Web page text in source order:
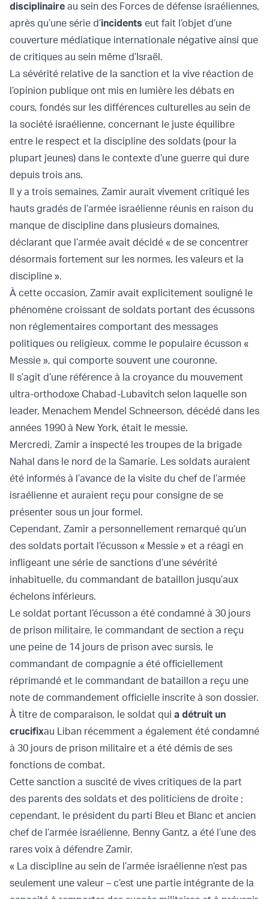
disciplinaire au sein des Forces de défense israéliennes,
après qu’une série d’incidents eut fait l’objet d’une
couverture médiatique internationale négative ainsi que
de critiques au sein même d’Israël.
La sévérité relative de la sanction et la vive réaction de
l’opinion publique ont mis en lumière les débats en
cours, fondés sur les différences culturelles au sein de
la société israélienne, concernant le juste équilibre
entre le respect et la discipline des soldats (pour la
plupart jeunes) dans le contexte d’une guerre qui dure
depuis trois ans.
Il y a trois semaines, Zamir aurait vivement critiqué les
hauts gradés de l’armée israélienne réunis en raison du
manque de discipline dans plusieurs domaines,
déclarant que l’armée avait décidé « de se concentrer
désormais fortement sur les normes, les valeurs et la
discipline ».
À cette occasion, Zamir avait explicitement souligné le
phénomène croissant de soldats portant des écussons
non réglementaires comportant des messages
politiques ou religieux, comme le populaire écusson «
Messie », qui comporte souvent une couronne.
Il s’agit d’une référence à la croyance du mouvement
ultra-orthodoxe Chabad-Lubavitch selon laquelle son
leader, Menachem Mendel Schneerson, décédé dans les
années 1990 à New York, était le messie.
Mercredi, Zamir a inspecté les troupes de la brigade
Nahal dans le nord de la Samarie. Les soldats auraient
été informés à l’avance de la visite du chef de l’armée
israélienne et auraient reçu pour consigne de se
présenter sous un jour formel.
Cependant, Zamir a personnellement remarqué qu’un
des soldats portait l’écusson « Messie » et a réagi en
infligeant une série de sanctions d’une sévérité
inhabituelle, du commandant de bataillon jusqu’aux
échelons inférieurs.
Le soldat portant l’écusson a été condamné à 30 jours
de prison militaire, le commandant de section a reçu
une peine de 14 jours de prison avec sursis, le
commandant de compagnie a été officiellement
réprimandé et le commandant de bataillon a reçu une
note de commandement officielle inscrite à son dossier.
À titre de comparaison, le soldat qui a détruit un
crucifixau Liban récemment a également été condamné
à 30 jours de prison militaire et a été démis de ses
fonctions de combat.
Cette sanction a suscité de vives critiques de la part
des parents des soldats et des politiciens de droite ;
cependant, le président du parti Bleu et Blanc et ancien
chef de l’armée israélienne, Benny Gantz, a été l’une des
rares voix à défendre Zamir.
« La discipline au sein de l’armée israélienne n’est pas
seulement une valeur – c’est une partie intégrante de la